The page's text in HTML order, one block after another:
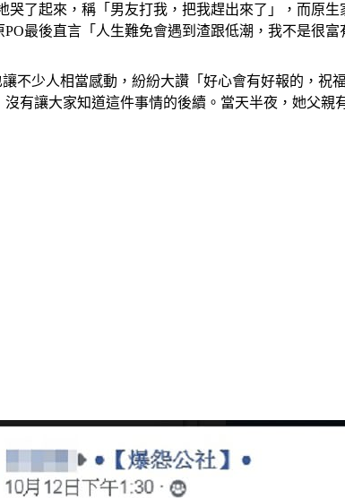
了起來，稱「男友打我，把我趕出來了」，而原
最後直言「人生難免會遇到渣跟低潮，我不是很富
不少人相當感動，紛紛大讚「好心會有好報的，祝
有讓大家知道這件事情的後續。當天半夜，她父